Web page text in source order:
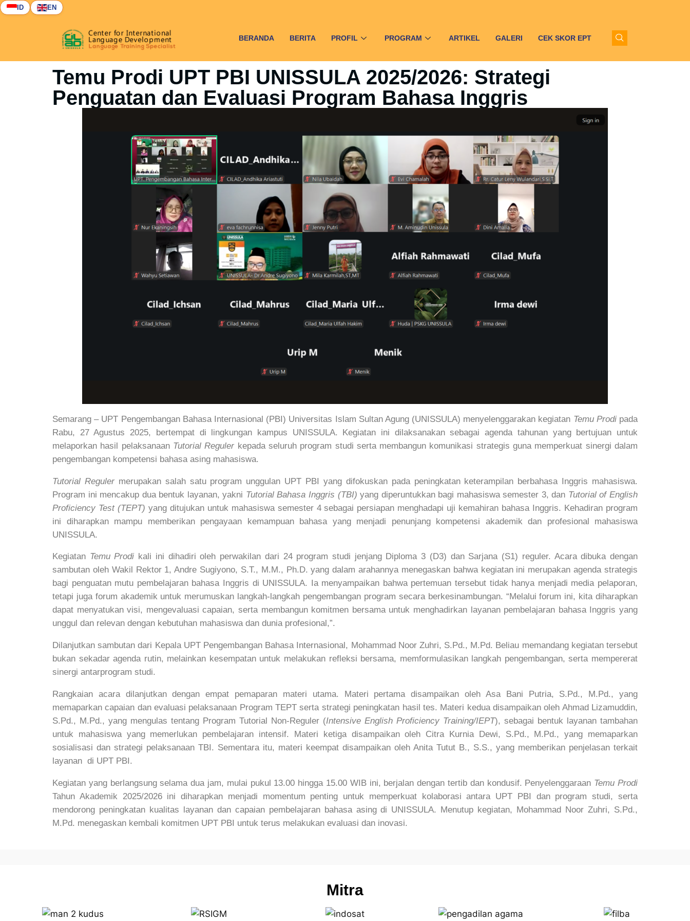
ID EN
BERANDA BERITA PROFIL PROGRAM ARTIKEL GALERI CEK SKOR EPT
Temu Prodi UPT PBI UNISSULA 2025/2026: Strategi
Penguatan dan Evaluasi Program Bahasa Inggris
Semarang – UPT Pengembangan Bahasa Internasional (PBI) Universitas Islam Sultan Agung (UNISSULA) menyelenggarakan kegiatan Temu Prodipada
Rabu, 27 Agustus 2025, bertempat di lingkungan kampus UNISSULA. Kegiatan ini dilaksanakan sebagai agenda tahunan yang bertujuan untuk
melaporkan hasil pelaksanaan Tutorial Reguler kepada seluruh program studi serta membangun komunikasi strategis guna memperkuat sinergi dalam
pengembangan kompetensi bahasa asing mahasiswa.
Tutorial Regulermerupakan salah satu program unggulan UPT PBI yang difokuskan pada peningkatan keterampilan berbahasa Inggris mahasiswa.
Program ini mencakup dua bentuk layanan, yakni Tutorial Bahasa Inggris (TBI) yang diperuntukkan bagi mahasiswa semester 3, dan Tutorial of English
Proficiency Test (TEPT) yang ditujukan untuk mahasiswa semester 4 sebagai persiapan menghadapi uji kemahiran bahasa Inggris. Kehadiran program
ini diharapkan mampu memberikan pengayaan kemampuan bahasa yang menjadi penunjang kompetensi akademik dan profesional mahasiswa
UNISSULA.
Kegiatan Temu Prodi kali ini dihadiri oleh perwakilan dari 24 program studi jenjang Diploma 3 (D3) dan Sarjana (S1) reguler. Acara dibuka dengan
sambutan oleh Wakil Rektor 1, Andre Sugiyono, S.T., M.M., Ph.D. yang dalam arahannya menegaskan bahwa kegiatan ini merupakan agenda strategis
bagi penguatan mutu pembelajaran bahasa Inggris di UNISSULA. Ia menyampaikan bahwa pertemuan tersebut tidak hanya menjadi media pelaporan,
tetapi juga forum akademik untuk merumuskan langkah-langkah pengembangan program secara berkesinambungan. “Melalui forum ini, kita diharapkan
dapat menyatukan visi, mengevaluasi capaian, serta membangun komitmen bersama untuk menghadirkan layanan pembelajaran bahasa Inggris yang
unggul dan relevan dengan kebutuhan mahasiswa dan dunia profesional,”.
Dilanjutkan sambutan dari Kepala UPT Pengembangan Bahasa Internasional, Mohammad Noor Zuhri, S.Pd., M.Pd. Beliau memandang kegiatan tersebut
bukan sekadar agenda rutin, melainkan kesempatan untuk melakukan refleksi bersama, memformulasikan langkah pengembangan, serta mempererat
sinergi antarprogram studi.
Rangkaian acara dilanjutkan dengan empat pemaparan materi utama. Materi pertama disampaikan oleh Asa Bani Putria, S.Pd., M.Pd., yang
memaparkan capaian dan evaluasi pelaksanaan Program TEPT serta strategi peningkatan hasil tes. Materi kedua disampaikan oleh Ahmad Lizamuddin,
S.Pd., M.Pd., yang mengulas tentang Program Tutorial Non-Reguler (Intensive English Proficiency Training/IEPT), sebagai bentuk layanan tambahan
untuk mahasiswa yang memerlukan pembelajaran intensif. Materi ketiga disampaikan oleh Citra Kurnia Dewi, S.Pd., M.Pd., yang memaparkan
sosialisasi dan strategi pelaksanaan TBI. Sementara itu, materi keempat disampaikan oleh Anita Tutut B., S.S., yang memberikan penjelasan terkait
layanan di UPT PBI.
Kegiatan yang berlangsung selama dua jam, mulai pukul 13.00 hingga 15.00 WIB ini, berjalan dengan tertib dan kondusif. Penyelenggaraan Temu Prodi
Tahun Akademik 2025/2026 ini diharapkan menjadi momentum penting untuk memperkuat kolaborasi antara UPT PBI dan program studi, serta
mendorong peningkatan kualitas layanan dan capaian pembelajaran bahasa asing di UNISSULA. Menutup kegiatan, Mohammad Noor Zuhri, S.Pd.,
M.Pd. menegaskan kembali komitmen UPT PBI untuk terus melakukan evaluasi dan inovasi.
Mitra